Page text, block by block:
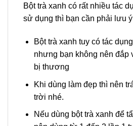
Bột trà xanh có rất nhiều tác
sử dụng thì bạn cần phải lưu
Bột trà xanh tuy có tác
nhưng bạn không nên đắp
bị thương
Khi dùng làm đẹp thì nên
trời nhé.
Nếu dùng bột trà xanh để